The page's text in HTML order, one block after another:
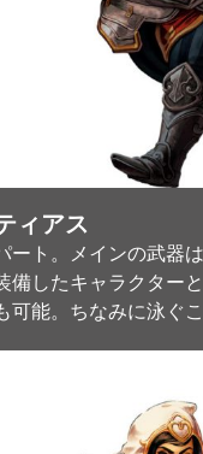
ィアス
ート。メインの武器
備したキャラクター
可能。ちなみに泳ぐ